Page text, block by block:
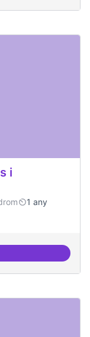
i
1 any
definides i